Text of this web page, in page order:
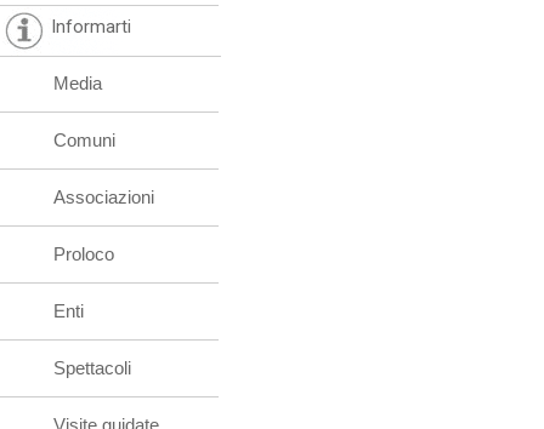
Informarti
Media
Comuni
Associazioni
Proloco
Enti
Spettacoli
Visite guidate